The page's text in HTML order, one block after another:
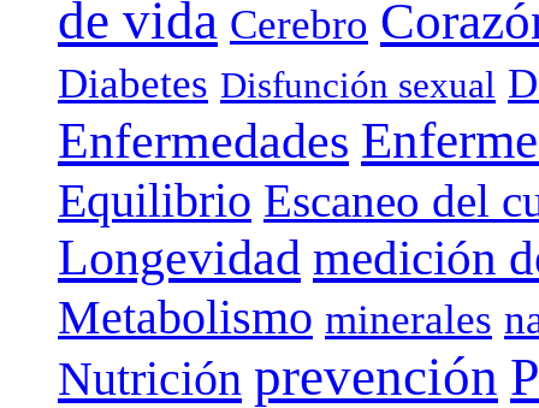
de vida Cerebro
Diabetes Disfunción sexual
Enfermedades
Equilibrio Escaneo del
Longevidad medición
Metabolismo minerales
Nutrición prevención